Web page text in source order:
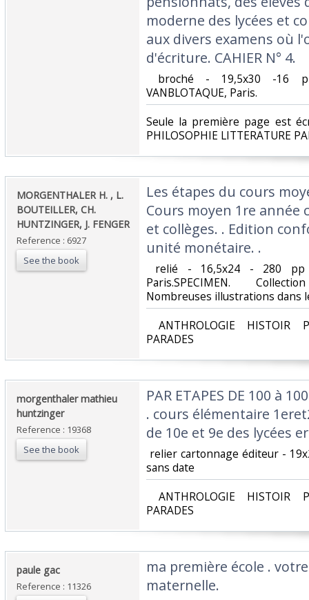
moderne des lycées et
aux divers examens où
d'écriture. CAHIER N° 4. ‎
broché - 19,5x30 -16
VANBLOTAQUE, Paris. ‎
‎Seule la première page est
PHILOSOPHIE LITTERATURE
‎MORGENTHALER H. , L.
BOUTEILLER, CH.
HUNTZINGER, J. FENGER‎
Reference : 6927
See the book
‎Les étapes du cours
Cours moyen 1re année
et collèges. . Edition
unité monétaire. . ‎
relié - 16,5x24 - 280
Paris.SPECIMEN.
Nombreuses illustrations dans
ANTHROLOGIE HISTOIR
PARADES‎
‎morgenthaler mathieu
huntzinger‎
Reference : 19368
See the book
‎PAR ETAPES DE 100 à
. cours élémentaire
de 10e et 9e des lycées
relier cartonnage éditeur -
sans date‎
ANTHROLOGIE HISTOIR
PARADES‎
‎paule gac‎
Reference : 11326
‎ma première école .
maternelle.‎